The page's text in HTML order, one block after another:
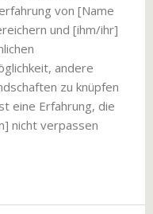
von [Name
und [ihm/ihr]
andere
zu knüpfen
eine Erfahrung, die
nicht verpassen